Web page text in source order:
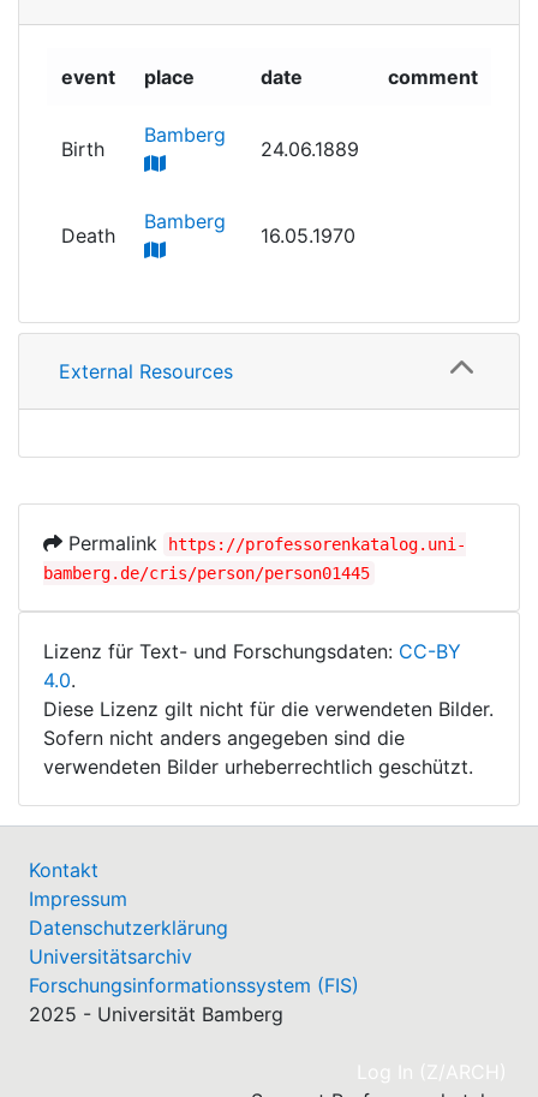
event place date comment
Birth
Bamberg
24.06.1889
Death
Bamberg
16.05.1970
External Resources
Permalink
https://professorenkatalog.uni-
bamberg.de/cris/person/person01445
Lizenz für Text- und Forschungsdaten: CC-BY
4.0.
Diese Lizenz gilt nicht für die verwendeten Bilder.
Sofern nicht anders angegeben sind die
verwendeten Bilder urheberrechtlich geschützt.
Kontakt
Impressum
Datenschutzerklärung
Universitätsarchiv
Forschungsinformationssystem (FIS)
2025 - Universität Bamberg
Log In (Z/ARCH)